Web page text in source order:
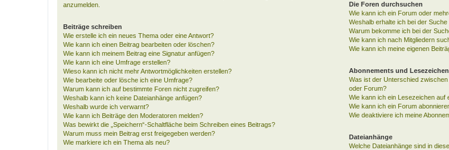
anzumelden.
Beiträge schreiben
Wie erstelle ich ein neues Thema oder eine Antwort?
Wie kann ich einen Beitrag bearbeiten oder löschen?
Wie kann ich meinem Beitrag eine Signatur anfügen?
Wie kann ich eine Umfrage erstellen?
Wieso kann ich nicht mehr Antwortmöglichkeiten erstellen?
Wie bearbeite oder lösche ich eine Umfrage?
Warum kann ich auf bestimmte Foren nicht zugreifen?
Weshalb kann ich keine Dateianhänge anfügen?
Weshalb wurde ich verwarnt?
Wie kann ich Beiträge den Moderatoren melden?
Was bewirkt die „Speichern“-Schaltfläche beim Schreiben eines Beitrags?
Warum muss mein Beitrag erst freigegeben werden?
Wie markiere ich ein Thema als neu?
Die Foren durchsuchen
Wie kann ich ein Forum oder
Weshalb erhalte ich bei der
Warum bekomme ich bei der
Wie kann ich nach Mitgliedern
Wie kann ich meine eigenen
Abonnements und Lesezeichen
Was ist der Unterschied
oder Forum?
Wie kann ich ein Lesezeichen auf
Wie kann ich ein Forum
Wie deaktiviere ich meine
Dateianhänge
Welche Dateianhänge sind in